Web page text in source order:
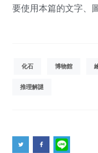
要使用本篇的文字、
化石 博物館
推理解謎